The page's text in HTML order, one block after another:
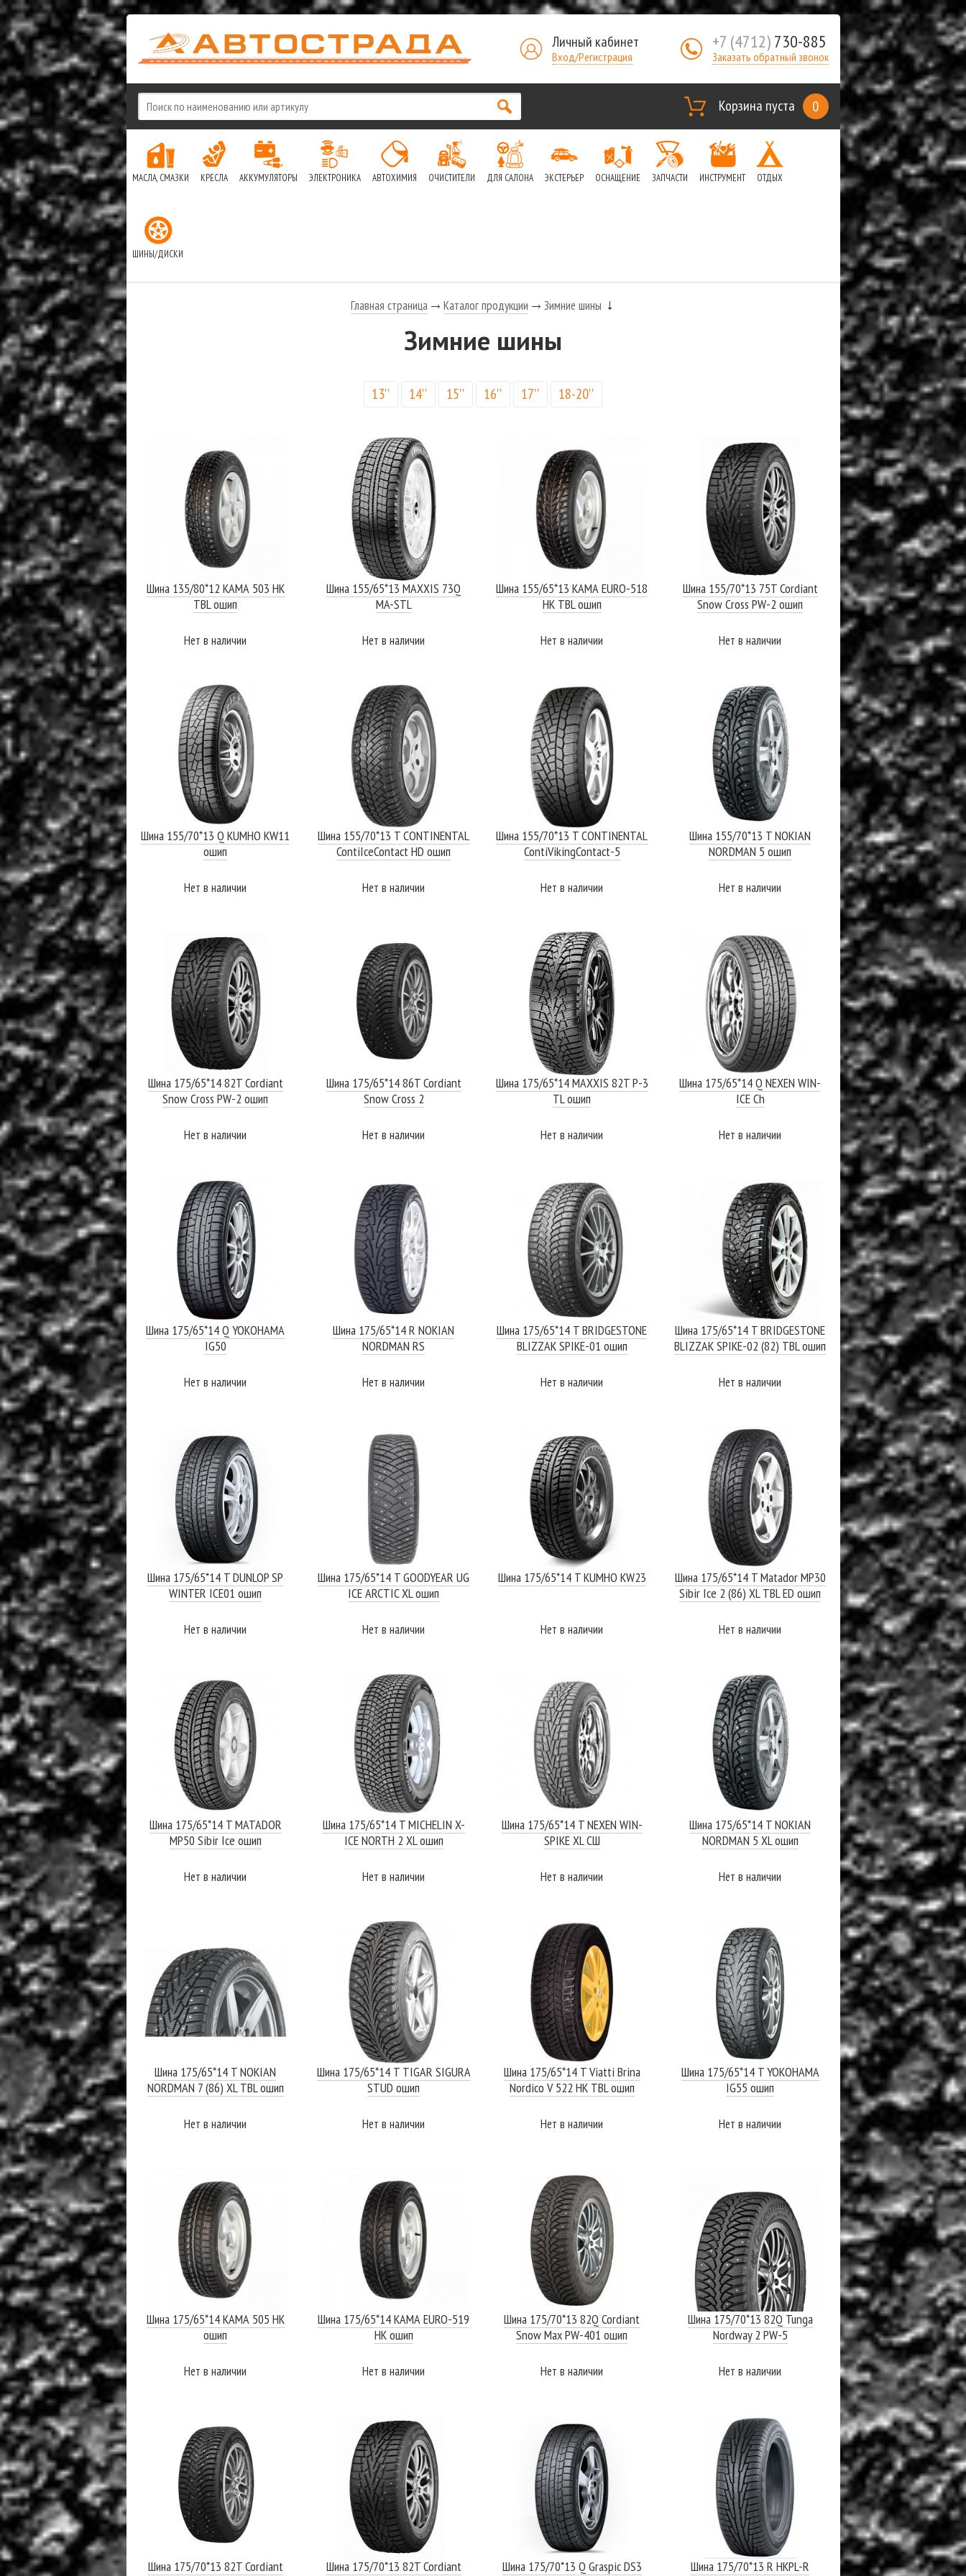
Личный кабинет
Вход/Регистрация
+7 (4712)730-885
Заказать обратный звонок
Корзина пуста 0
МАСЛА, СМАЗКИ КРЕСЛА АККУМУЛЯТОРЫ ЭЛЕКТРОНИКА АВТОХИМИЯ ОЧИСТИТЕЛИ ДЛЯ САЛОНА ЭКСТЕРЬЕР ОСНАЩЕНИЕ ЗАПЧАСТИ ИНСТРУМЕНТ ОТДЫХ
ШИНЫ/ДИСКИ
Главная страница Каталог продукции Зимние шины
Зимние шины
13'' 14'' 15'' 16'' 17'' 18-20''
Шина 135/80*12 КАМА 503 НК
TBL ошип
Нет в наличии
Шина 155/65*13 MAXXIS 73Q
MA-STL
Нет в наличии
Шина 155/65*13 КАМА EURO-518
НК TBL ошип
Нет в наличии
Шина 155/70*13 75T Cordiant
Snow Cross PW-2 ошип
Нет в наличии
Шина 155/70*13 Q KUMHO KW11
ошип
Нет в наличии
Шина 155/70*13 T CONTINENTAL
ContiIceContact HD ошип
Нет в наличии
Шина 155/70*13 T CONTINENTAL
ContiVikingContact-5
Нет в наличии
Шина 155/70*13 T NOKIAN
NORDMAN 5 ошип
Нет в наличии
Шина 175/65*14 82T Cordiant
Snow Cross PW-2 ошип
Нет в наличии
Шина 175/65*14 86T Cordiant
Snow Cross 2
Нет в наличии
Шина 175/65*14 MAXXIS 82T P-3
TL ошип
Нет в наличии
Шина 175/65*14 Q NEXEN WIN-
ICE Ch
Нет в наличии
Шина 175/65*14 Q YOKOHAMA
IG50
Нет в наличии
Шина 175/65*14 R NOKIAN
NORDMAN RS
Нет в наличии
Шина 175/65*14 T BRIDGESTONE
BLIZZAK SPIKE-01 ошип
Нет в наличии
Шина 175/65*14 T BRIDGESTONE
BLIZZAK SPIKE-02 (82) TBL ошип
Нет в наличии
Шина 175/65*14 T DUNLOP SP
WINTER ICE01 ошип
Нет в наличии
Шина 175/65*14 T GOODYEAR UG
ICE ARCTIC XL ошип
Нет в наличии
Шина 175/65*14 T KUMHO KW23
Нет в наличии
Шина 175/65*14 T Matador MP30
Sibir Ice 2 (86) XL TBL ED ошип
Нет в наличии
Шина 175/65*14 T MATADOR
MP50 Sibir Ice ошип
Нет в наличии
Шина 175/65*14 T MICHELIN X-
ICE NORTH 2 XL ошип
Нет в наличии
Шина 175/65*14 T NEXEN WIN-
SPIKE XL СШ
Нет в наличии
Шина 175/65*14 T NOKIAN
NORDMAN 5 XL ошип
Нет в наличии
Шина 175/65*14 T NOKIAN
NORDMAN 7 (86) XL TBL ошип
Нет в наличии
Шина 175/65*14 T TIGAR SIGURA
STUD ошип
Нет в наличии
Шина 175/65*14 T Viatti Brina
Nordico V 522 HK TBL ошип
Нет в наличии
Шина 175/65*14 T YOKOHAMA
IG55 ошип
Нет в наличии
Шина 175/65*14 КАМА 505 НК
ошип
Нет в наличии
Шина 175/65*14 КАМА EURO-519
НК ошип
Нет в наличии
Шина 175/70*13 82Q Cordiant
Snow Max PW-401 ошип
Нет в наличии
Шина 175/70*13 82Q Tunga
Nordway 2 PW-5
Нет в наличии
Шина 175/70*13 82T Cordiant
Шина 175/70*13 82T Cordiant
Шина 175/70*13 Q Graspic DS3
Шина 175/70*13 R HKPL-R